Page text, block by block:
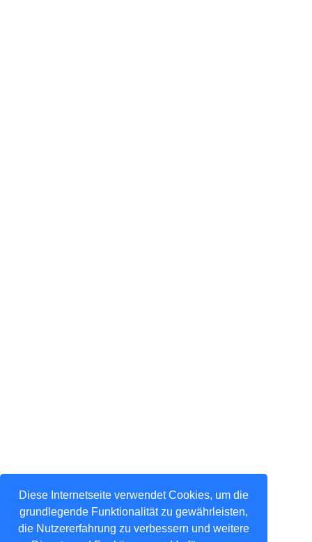
Diese Internetseite verwendet Cookies, um die
grundlegende Funktionalität zu gewährleisten,
die Nutzererfahrung zu verbessern und weitere